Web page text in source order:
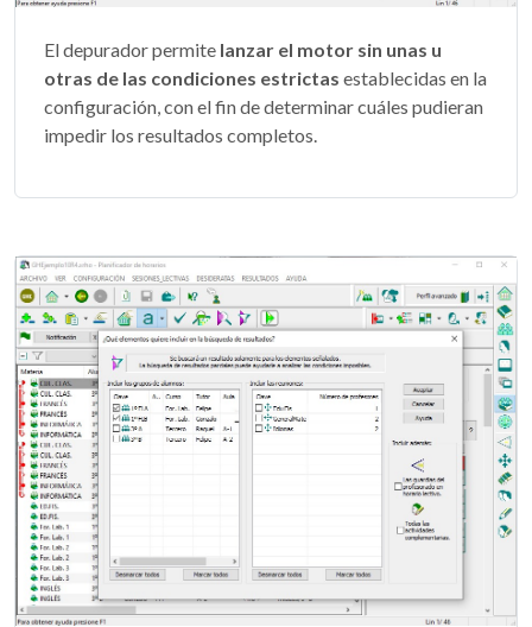
El depurador permite lanzar el motor sin unas u
otras de las condiciones estrictas establecidas en la
configuración, con el fin de determinar cuáles pudieran
impedir los resultados completos.